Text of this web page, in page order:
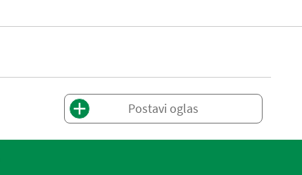
Postavi oglas